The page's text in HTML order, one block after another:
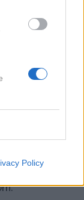
Policy
povzročijo, da
svoj osebni
še ne pomeni,
in